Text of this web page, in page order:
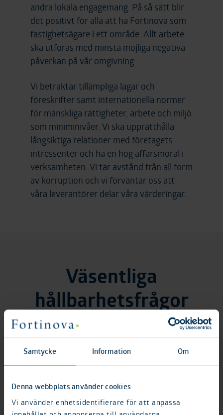
Samtycke Information Om
Denna webbplats använder cookies
Vi använder enhetsidentifierare för att anpassa
andra lokala engagemang. På så sätt blir
det positivt för alla att ha Fortinova som
fastighetsägare i ett område. Allt arbete
ska utföras med minsta möjliga negativa
påverkan på vår omgivning.
Vi betraktar tillämpliga lagar och
föreskrifter samt internationella normer
för mänskliga rättigheter, arbete och miljö
som miniminivåer. Vi ska upprätthålla
långsiktiga relationer med företagets
intressenteroch ha en hög affärsmoral i
verksamheten. Vi tar avstånd från all form
av korruption och vi förväntar oss att
våra leverantörer delar våra värderingar.
Väsentliga
hållbarhetsfrågor
Med väsentlighetsanalysen som
utgångspunkt har vi identifierat och
prioriterat våra viktigaste
hållbarhetsfrågor. Analysen fungerar som
hållbarhetsarbete. Styrelsen har det